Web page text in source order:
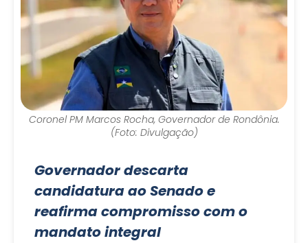
Coronel PM Marcos Rocha, Governador de Rondônia.
(Foto: Divulgação)
Governador descarta
candidatura ao Senado e
reafirma compromisso com o
mandato integral